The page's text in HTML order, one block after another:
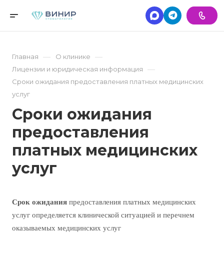
Главная — О клинике —
Лицензии и юридическая информация —
Сроки ожидания предоставления платных медицинских
услуг
Сроки ожидания
предоставления
платных медицинских
услуг
Срок ожидания предоставления платных медицинских
услуг определяется клинической ситуацией и перечнем
оказываемых медицинских услуг